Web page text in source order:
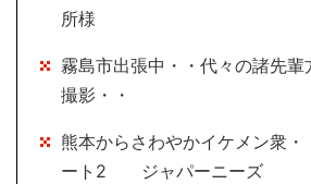
所様
霧島市出張中・・代々の諸先輩
撮影・・
熊本からさわやかイケメン衆
ート2 ジャパーニーズ